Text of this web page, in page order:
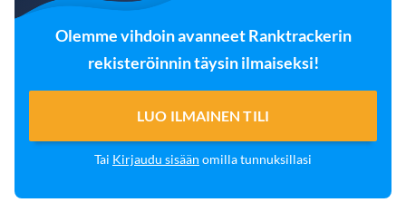
Olemme vihdoin avanneet Ranktrackerin
rekisteröinnin täysin ilmaiseksi!
LUO ILMAINEN TILI
Tai Kirjaudu sisään omilla tunnuksillasi